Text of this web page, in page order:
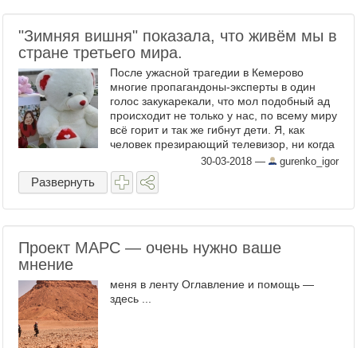
"Зимняя вишня" показала, что живём мы в
стране третьего мира.
После ужасной трагедии в Кемерово
многие пропагандоны-эксперты в один
голос закукарекали, что мол подобный ад
происходит не только у нас, по всему миру
всё горит и так же гибнут дети. Я, как
человек презирающий телевизор, ни когда
и ни одному слову не воспринимающий
всерьёз, ...
30-03-2018 — gurenko_igor
Развернуть
Проект МАРС — очень нужно ваше
мнение
меня в ленту Оглавление и помощь —
здесь ...